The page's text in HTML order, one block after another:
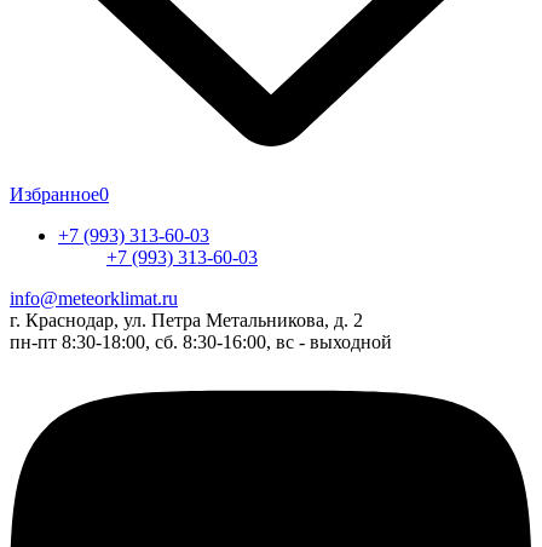
Избранное0
+7 (993) 313-60-03
+7 (993) 313-60-03
info@meteorklimat.ru
г. Краснодар, ул. Петра Метальникова, д. 2
пн-пт 8:30-18:00, сб. 8:30-16:00, вс - выходной